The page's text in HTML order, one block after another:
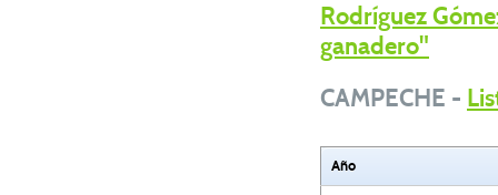
Rodríguez
ganadero"
CAMPECHE -
Año